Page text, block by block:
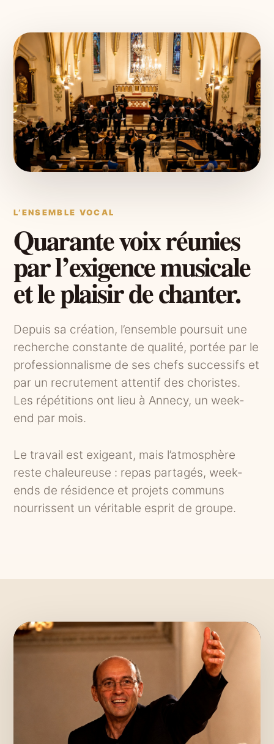
L’ENSEMBLE VOCAL
Quarante voix réunies
par l’exigence musicale
et le plaisir de chanter.
Depuis sa création, l’ensemble poursuit une
recherche constante de qualité, portée par le
professionnalisme de ses chefs successifs et
par un recrutement attentif des choristes.
Les répétitions ont lieu à Annecy, un week-
end par mois.
Le travail est exigeant, mais l’atmosphère
reste chaleureuse : repas partagés, week-
ends de résidence et projets communs
nourrissent un véritable esprit de groupe.